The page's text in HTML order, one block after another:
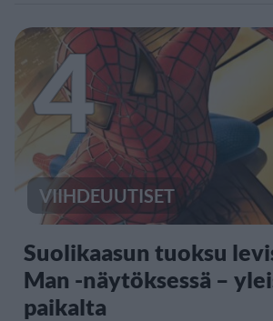
4
VIIHDEUUTISET
Suolikaasun tuoksu
Man -näytöksessä –
paikalta